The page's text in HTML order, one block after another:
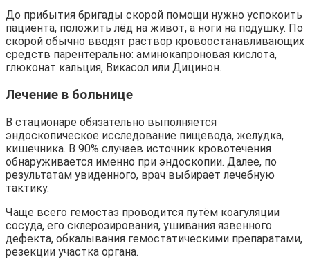
До прибытия бригады скорой помощи нужно успокоить
пациента, положить лёд на живот, а ноги на подушку. По
скорой обычно вводят раствор кровоостанавливающих
средств парентерально: аминокапроновая кислота,
глюконат кальция, Викасол или Дицинон.
Лечение в больнице
В стационаре обязательно выполняется
эндоскопическое исследование пищевода, желудка,
кишечника. В 90% случаев источник кровотечения
обнаруживается именно при эндоскопии. Далее, по
результатам увиденного, врач выбирает лечебную
тактику.
Чаще всего гемостаз проводится путём коагуляции
сосуда, его склерозирования, ушивания язвенного
дефекта, обкалывания гемостатическими препаратами,
резекции участка органа.